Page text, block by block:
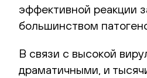
эффективной реакции
большинством
В связи с высокой
драматичными, и